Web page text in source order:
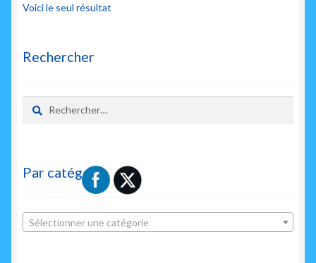
Voici le seul résultat
Rechercher
Rechercher :
Par catégorie
Sélectionner une catégorie